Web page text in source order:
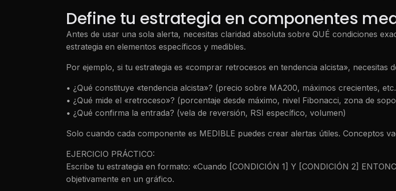
Define tu estrategia en componentes
Antes de usar una sola alerta, necesitas claridad absoluta sobre QUÉ condiciones
estrategia en elementos específicos y medibles.
Por ejemplo, si tu estrategia es «comprar retrocesos en tendencia alcista», necesitas
• ¿Qué constituye «tendencia alcista»? (precio sobre MA200, máximos crecientes,
• ¿Qué mide el «retroceso»? (porcentaje desde máximo, nivel Fibonacci, zona de
• ¿Qué confirma la entrada? (vela de reversión, RSI específico, volumen)
Solo cuando cada componente es MEDIBLE puedes crear alertas útiles. Conceptos
EJERCICIO PRÁCTICO:
Escribe tu estrategia en formato: «Cuando [CONDICIÓN 1] Y [CONDICIÓN 2]
objetivamente en un gráfico.